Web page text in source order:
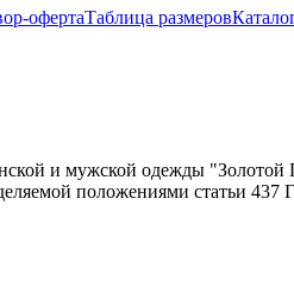
офертаТаблица размеров
и мужской одежды
положениями статьи 437